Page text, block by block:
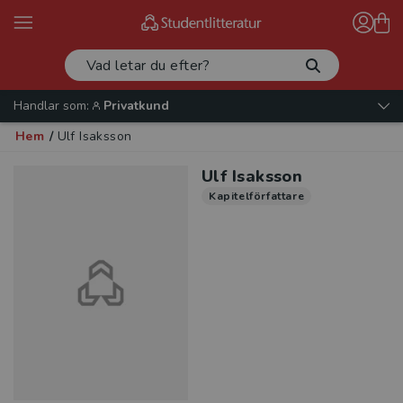
Handlar som:
Privatkund
Hem / Ulf Isaksson
Ulf Isaksson
Kapitelförfattare